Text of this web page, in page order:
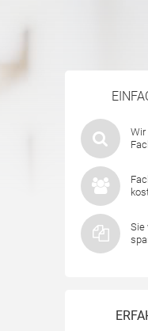
Wir
Sie